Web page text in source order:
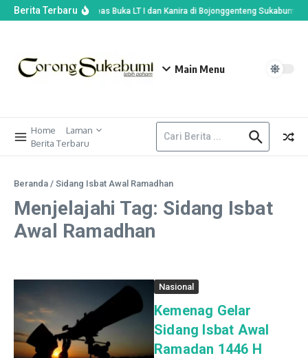
Berita TerbaruWabup Andreas Buka LT I dan Kanira di Bojonggenteng Sukabumi,
Main Menu
Home
Laman
Berita Terbaru
Beranda / Sidang Isbat Awal Ramadhan
Menjelajahi Tag: Sidang Isbat
Awal Ramadhan
Nasional
Kemenag Gelar
Sidang Isbat Awal
Ramadan 1446 H